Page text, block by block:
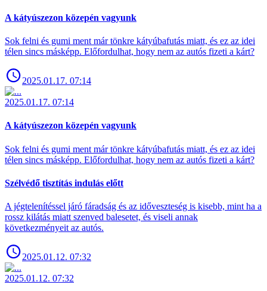
A kátyúszezon közepén vagyunk
Sok felni és gumi ment már tönkre kátyúbafutás miatt, és ez az idei
télen sincs másképp. Előfordulhat, hogy nem az autós fizeti a kárt?
2025.01.17. 07:14
2025.01.17. 07:14
A kátyúszezon közepén vagyunk
Sok felni és gumi ment már tönkre kátyúbafutás miatt, és ez az idei
télen sincs másképp. Előfordulhat, hogy nem az autós fizeti a kárt?
Szélvédő tisztítás indulás előtt
A jégtelenítéssel járó fáradság és az időveszteség is kisebb, mint ha a
rossz kilátás miatt szenved balesetet, és viseli annak
következményeit az autós.
2025.01.12. 07:32
2025.01.12. 07:32